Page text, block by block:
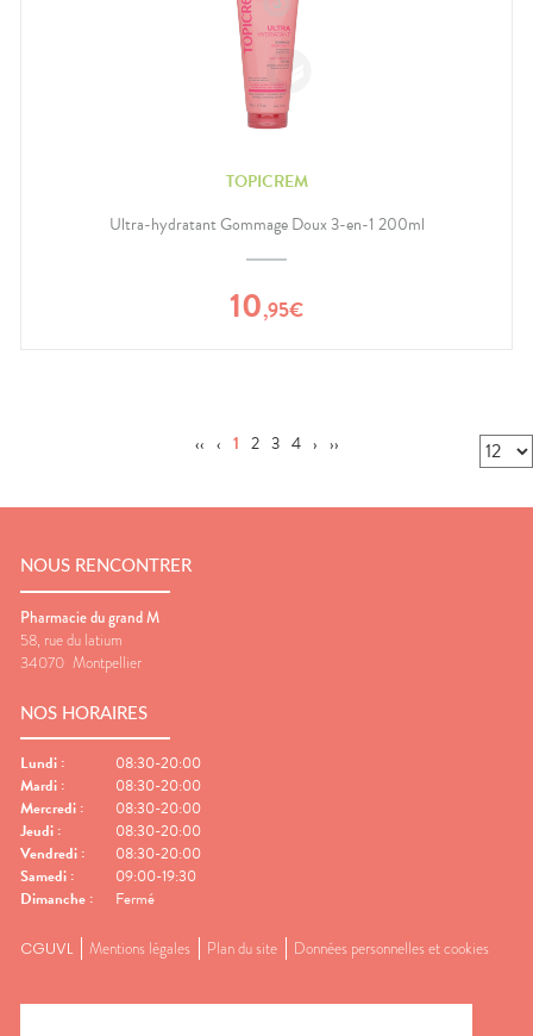
TOPICREM
Ultra-hydratant Gommage Doux 3-en-1 200ml
10,95€
‹‹ ‹ 1 2 3 4 › ››
NOUS RENCONTRER
Pharmacie du grand M
58, rue du latium
34070 Montpellier
NOS HORAIRES
Lundi :
08:30-20:00
Mardi :
08:30-20:00
Mercredi :
08:30-20:00
Jeudi :
08:30-20:00
Vendredi :
08:30-20:00
Samedi :
09:00-19:30
Dimanche : Fermé
CGUVL Mentions légales Plan du site Données personnelles et cookies